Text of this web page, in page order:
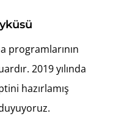
programlarının
2019 yılında
hazırlamış